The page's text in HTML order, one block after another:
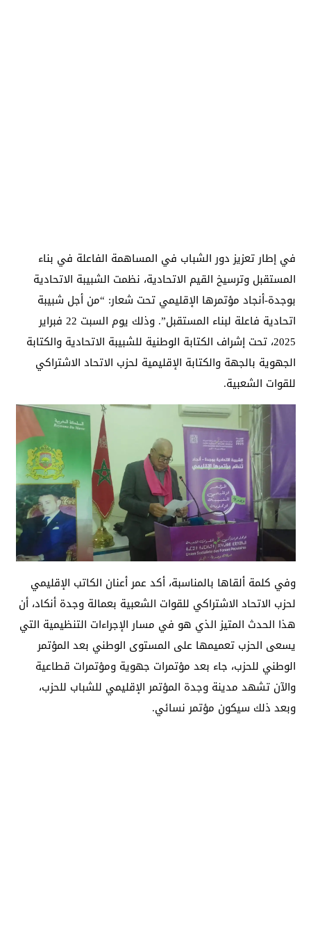
في إطار تعزيز دور الشباب في المساهمة الفاعلة في بناء
المستقبل وترسيخ القيم الاتحادية، نظمت الشبيبة الاتحادية
بوجدة-أنجاد مؤتمرها الإقليمي تحت شعار: “من أجل شبيبة
اتحادية فاعلة لبناء المستقبل”. وذلك يوم السبت 22 فبراير
2025، تحت إشراف الكتابة الوطنية للشبيبة الاتحادية والكتابة
الجهوية بالجهة والكتابة الإقليمية لحزب الاتحاد الاشتراكي
للقوات الشعبية.
وفي كلمة ألقاها بالمناسبة، أكد عمر أعنان الكاتب الإقليمي
لحزب الاتحاد الاشتراكي للقوات الشعبية بعمالة وجدة أنكاد، أن
هذا الحدث المتيز الذي هو في مسار الإجراءات التنظيمية التي
يسعى الحزب تعميمها على المستوى الوطني بعد المؤتمر
الوطني للحزب، جاء بعد مؤتمرات جهوية ومؤتمرات قطاعية
والآن تشهد مدينة وجدة المؤتمر الإقليمي للشباب للحزب،
وبعد ذلك سيكون مؤتمر نسائي.